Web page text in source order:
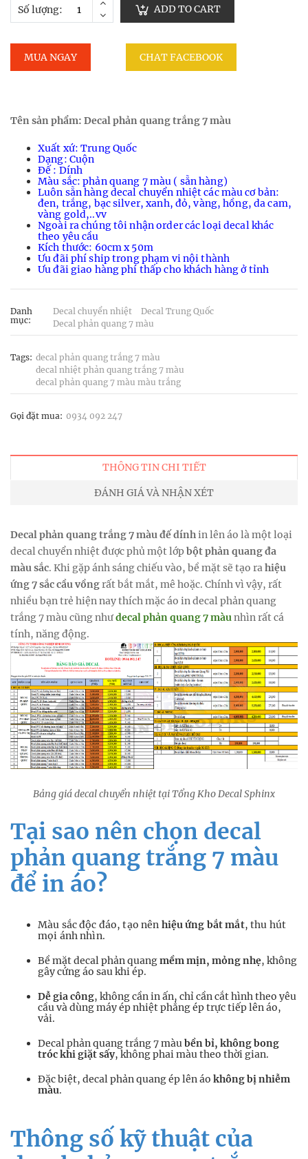
Số lượng: ADD TO CART
MUA NGAY CHAT FACEBOOK
Tên sản phẩm: Decal phản quang trắng 7 màu
Xuất xứ: Trung Quốc
Dạng: Cuộn
Đế : Dính
Màu sắc: phản quang 7 màu ( sẵn hàng)
Luôn sẵn hàng decal chuyển nhiệt các màu cơ bản:
đen, trắng, bạc silver, xanh, đỏ, vàng, hồng, da cam,
vàng gold,..vv
Ngoài ra chúng tôi nhận order các loại decal khác
theo yêu cầu
Kích thước: 60cm x 50m
Ưu đãi phí ship trong phạm vi nội thành
Ưu đãi giao hàng phí thấp cho khách hàng ở tỉnh
Danh
mục:
Decal chuyển nhiệt
Decal Trung Quốc
Decal phản quang 7 màu
Tags: decal phản quang trắng 7 màu
decal nhiệt phản quang trắng 7 màu
decal phản quang 7 màu màu trắng
Gọi đặt mua: 0934 092 247
THÔNG TIN CHI TIẾT
ĐÁNH GIÁ VÀ NHẬN XÉT
Decal phản quang trắng 7 màu đế dínhin lên áo là một loại
decal chuyển nhiệt được phủ một lớpbột phản quang đa
màu sắc. Khi gặp ánh sáng chiếu vào, bề mặt sẽ tạo rahiệu
ứng 7 sắc cầu vồngrất bắt mắt, mê hoặc. Chính vì vậy, rất
nhiều bạn trẻ hiện nay thích mặc áo in decal phản quang
trắng 7 màu cũng nhưdecal phản quang 7 màunhìn rất cá
tính, năng động.
Bảng giá decal chuyển nhiệt tại Tổng Kho Decal Sphinx
Tại sao nên chọn decal
phản quang trắng 7 màu
để in áo?
Màu sắc độc đáo, tạo nên hiệu ứng bắt mắt, thu hút
mọi ánh nhìn.
Bề mặt decal phản quangmềm mịn, mỏng nhẹ, không
gây cứng áo sau khi ép.
Dễ gia công, không cần in ấn, chỉ cần cắt hình theo yêu
cầu và dùng máy ép nhiệt phẳng ép trực tiếp lên áo,
vải.
Decal phản quang trắng 7 màu bền bỉ, không bong
tróc khi giặt sấy, không phai màu theo thời gian.
Đặc biệt, decal phản quang ép lên áo không bị nhiễm
màu.
Thông số kỹ thuật của